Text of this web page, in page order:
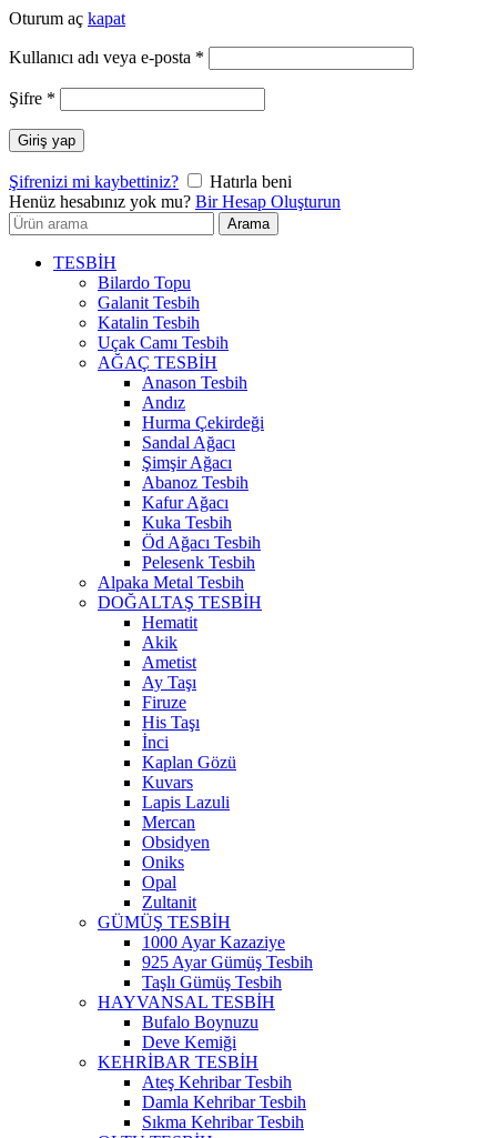
Oturum aç kapat
Kullanıcı adı veya e-posta *
Şifre *
Giriş yap
Şifrenizi mi kaybettiniz?
Hatırla beni
Henüz hesabınız yok mu? Bir Hesap Oluşturun
Arayın:
Arama
TESBİH
Bilardo Topu
Galanit Tesbih
Katalin Tesbih
Uçak Camı Tesbih
AĞAÇ TESBİH
Anason Tesbih
Andız
Hurma Çekirdeği
Sandal Ağacı
Şimşir Ağacı
Abanoz Tesbih
Kafur Ağacı
Kuka Tesbih
Öd Ağacı Tesbih
Pelesenk Tesbih
Alpaka Metal Tesbih
DOĞALTAŞ TESBİH
Hematit
Akik
Ametist
Ay Taşı
Firuze
His Taşı
İnci
Kaplan Gözü
Kuvars
Lapis Lazuli
Mercan
Obsidyen
Oniks
Opal
Zultanit
GÜMÜŞ TESBİH
1000 Ayar Kazaziye
925 Ayar Gümüş Tesbih
Taşlı Gümüş Tesbih
HAYVANSAL TESBİH
Bufalo Boynuzu
Deve Kemiği
KEHRİBAR TESBİH
Ateş Kehribar Tesbih
Damla Kehribar Tesbih
Sıkma Kehribar Tesbih